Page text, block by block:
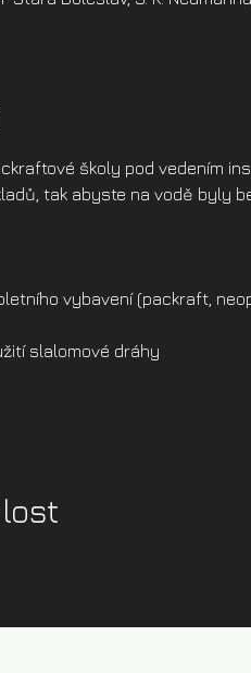
školy pod vedením
tak abyste na vodě byly
vybavení (packraft,
slalomové dráhy